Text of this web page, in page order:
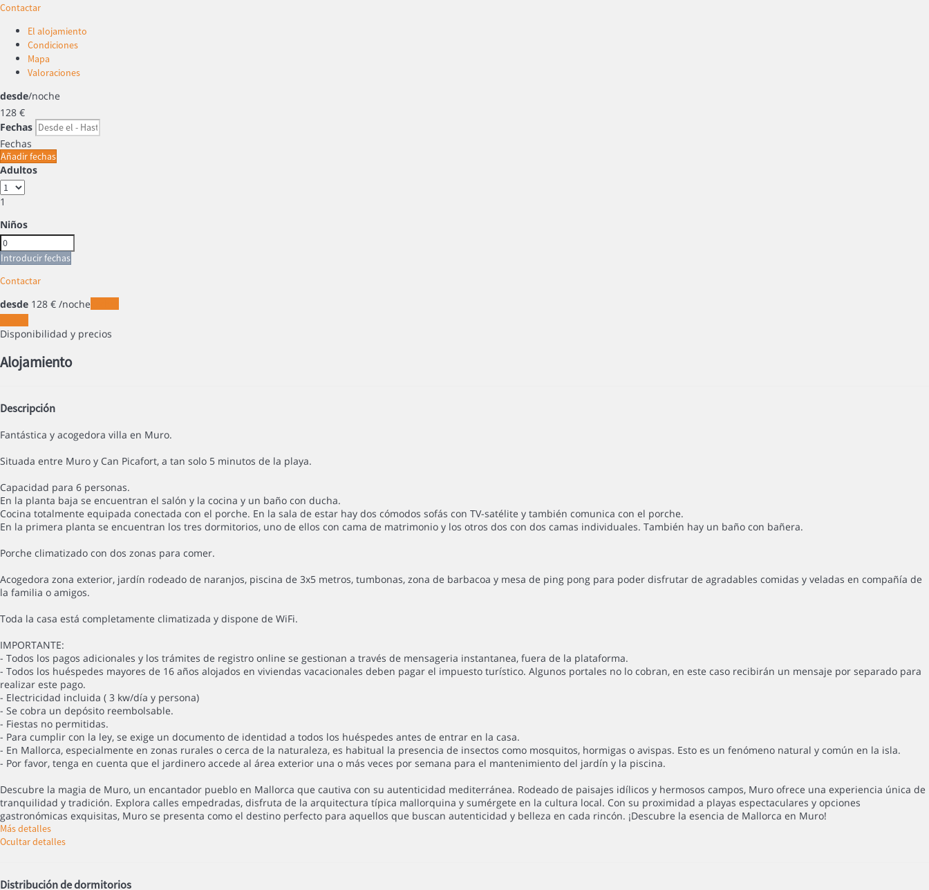
Contactar
El alojamiento
Condiciones
Mapa
Valoraciones
desde/noche
128 €
Fechas
Fechas
Añadir fechas
Adultos
1
Niños
Introducir fechas
Contactar
desde 128 € /noche
Disponibilidad y precios
Alojamiento
Descripción
Fantástica y acogedora villa en Muro.
Situada entre Muro y Can Picafort, a tan solo 5 minutos de la playa.
Capacidad para 6 personas.
En la planta baja se encuentran el salón y la cocina y un baño con ducha.
Cocina totalmente equipada conectada con el porche. En la sala de estar hay dos cómodos sofás con TV-satélite y también comunica con el porche.
En la primera planta se encuentran los tres dormitorios, uno de ellos con cama de matrimonio y los otros dos con dos camas individuales. También hay un baño con bañera.
Porche climatizado con dos zonas para comer.
Acogedora zona exterior, jardín rodeado de naranjos, piscina de 3x5 metros, tumbonas, zona de barbacoa y mesa de ping pong para poder disfrutar de agradables comidas y veladas en compañía de
la familia o amigos.
Toda la casa está completamente climatizada y dispone de WiFi.
IMPORTANTE:
- Todos los pagos adicionales y los trámites de registro online se gestionan a través de mensageria instantanea, fuera de la plataforma.
- Todos los huéspedes mayores de 16 años alojados en viviendas vacacionales deben pagar el impuesto turístico. Algunos portales no lo cobran, en este caso recibirán un mensaje por separado para
realizar este pago.
- Electricidad incluida ( 3 kw/día y persona)
- Se cobra un depósito reembolsable.
- Fiestas no permitidas.
- Para cumplir con la ley, se exige un documento de identidad a todos los huéspedes antes de entrar en la casa.
- En Mallorca, especialmente en zonas rurales o cerca de la naturaleza, es habitual la presencia de insectos como mosquitos, hormigas o avispas. Esto es un fenómeno natural y común en la isla.
- Por favor, tenga en cuenta que el jardinero accede al área exterior una o más veces por semana para el mantenimiento del jardín y la piscina.
Descubre la magia de Muro, un encantador pueblo en Mallorca que cautiva con su autenticidad mediterránea. Rodeado de paisajes idílicos y hermosos campos, Muro ofrece una experiencia única de
tranquilidad y tradición. Explora calles empedradas, disfruta de la arquitectura típica mallorquina y sumérgete en la cultura local. Con su proximidad a playas espectaculares y opciones
gastronómicas exquisitas, Muro se presenta como el destino perfecto para aquellos que buscan autenticidad y belleza en cada rincón. ¡Descubre la esencia de Mallorca en Muro!
Más detalles
Ocultar detalles
Distribución de dormitorios